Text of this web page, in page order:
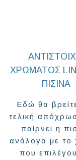
ΧΡΩΜΑΤΟΣ
ΠΙΣΙΝΑ
Εδώ θα
τελική
παίρνει η
ανάλογα με τo
που